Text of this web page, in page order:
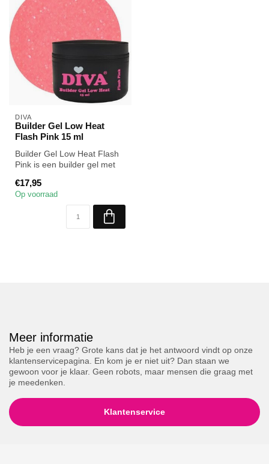
DIVA
Builder Gel Low Heat
Flash Pink 15 ml
Builder Gel Low Heat Flash
Pink is een builder gel met
€17,95
Op voorraad
Meer informatie
Heb je een vraag? Grote kans dat je het antwoord vindt op onze
klantenservicepagina. En kom je er niet uit? Dan staan we
gewoon voor je klaar. Geen robots, maar mensen die graag met
je meedenken.
Klantenservice